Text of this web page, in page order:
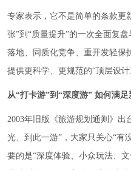
专家表示，它不是简单的条款更
张”到“质量提升”的一次全面复
落地、同质化竞争、重开发轻保
提供更科学、更规范的“顶层设计
从“打卡游”到“深度游” 如何满足
2003年旧版《旅游规划通则》出
光、到此一游”，大家只关心“有
要的是“深度体验、小众玩法、文